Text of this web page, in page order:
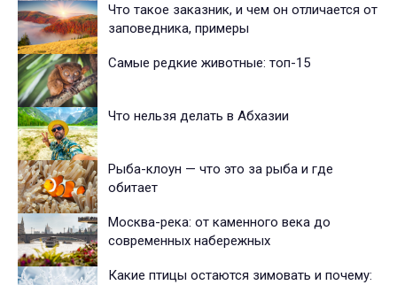
Что такое заказник, и чем он отличается от
заповедника, примеры
Самые редкие животные: топ-15
Что нельзя делать в Абхазии
Рыба-клоун — что это за рыба и где
обитает
Москва-река: от каменного века до
современных набережных
Какие птицы остаются зимовать и почему: